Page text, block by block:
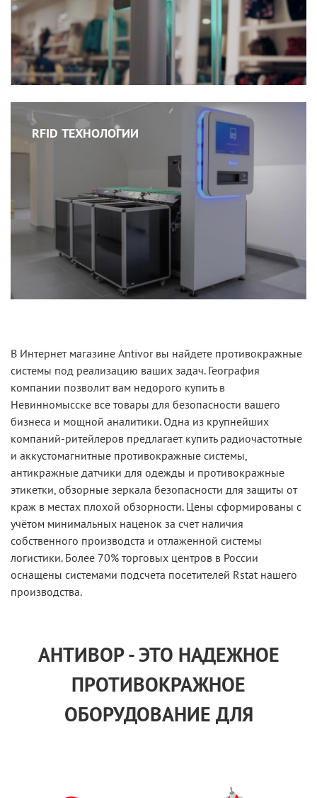
RFID ТЕХНОЛОГИИ
В Интернет магазине Antivor вы найдете противокражные
системы под реализацию ваших задач. География
компании позволит вам недорого купить в
Невинномысске все товары для безопасности вашего
бизнеса и мощной аналитики. Одна из крупнейших
компаний-ритейлеров предлагает купить радиочастотные
и аккустомагнитные противокражные системы,
антикражные датчики для одежды и противокражные
этикетки, обзорные зеркала безопасности для защиты от
краж в местах плохой обзорности. Цены сформированы с
учётом минимальных наценок за счет наличия
собственного производста и отлаженной системы
логистики. Более 70% торговых центров в России
оснащены системами подсчета посетителей Rstat нашего
производства.
АНТИВОР - ЭТО НАДЕЖНОЕ
ПРОТИВОКРАЖНОЕ
ОБОРУДОВАНИЕ ДЛЯ